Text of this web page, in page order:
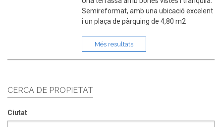
Semireformat, amb una ubicació excelent
i un plaça de pàrquing de 4,80 m2
Més resultats
CERCA DE PROPIETAT
Ciutat